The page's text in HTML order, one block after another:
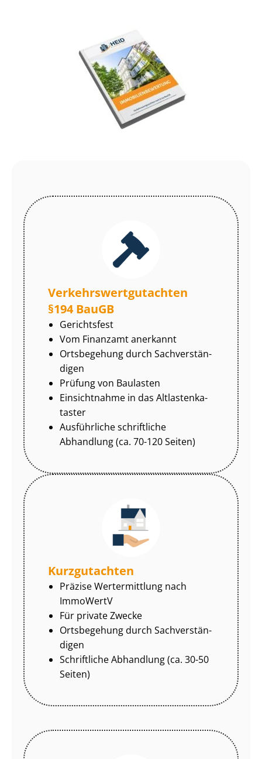
Ver­kehrs­wert­gut­ach­ten
§194 BauGB
Gerichtsfest
Vom Finanzamt anerkannt
Ortsbegehung durch Sach­ver­stän­
di­gen
Prüfung von Baulasten
Einsichtnahme in das Alt­las­ten­ka­
tas­ter
Ausführliche schriftliche
Abhandlung (ca. 70-120 Seiten)
Kurzgutachten
Präzise Wertermittlung nach
ImmoWertV
Für private Zwecke
Ortsbegehung durch Sach­ver­stän­
di­gen
Schriftliche Abhandlung (ca. 30-50
Seiten)